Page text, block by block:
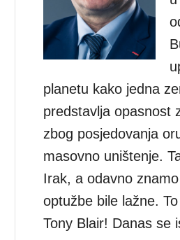
planetu kako jedna
predstavlja opasnost
zbog posjedovanja
masovno uništenje.
Irak, a odavno
optužbe bile lažne.
Tony Blair! Danas se